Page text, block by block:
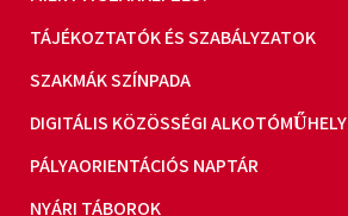
TÁJÉKOZTATÓK ÉS SZABÁLYZATOK
SZAKMÁK SZÍNPADA
DIGITÁLIS KÖZÖSSÉGI ALKOTÓMŰHELY
PÁLYAORIENTÁCIÓS NAPTÁR
NYÁRI TÁBOROK